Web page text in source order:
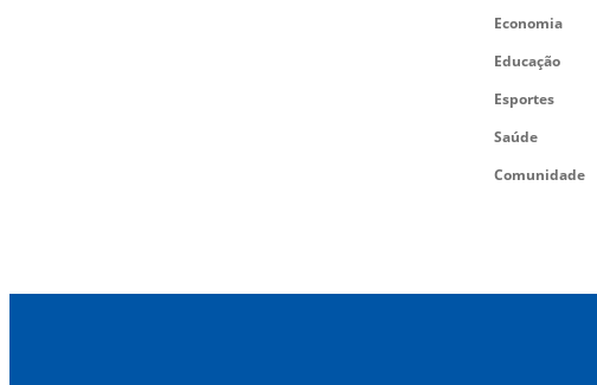
Economia
Educação
Esportes
Saúde
Comunidade